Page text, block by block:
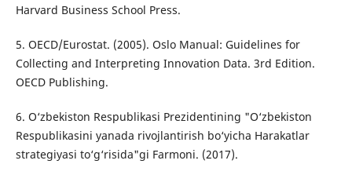
Harvard Business School Press.
5. OECD/Eurostat. (2005). Oslo Manual: Guidelines for
Collecting and Interpreting Innovation Data. 3rd Edition.
OECD Publishing.
6. O‘zbekiston Respublikasi Prezidentining "O‘zbekiston
Respublikasini yanada rivojlantirish bo‘yicha Harakatlar
strategiyasi to‘g‘risida"gi Farmoni. (2017).